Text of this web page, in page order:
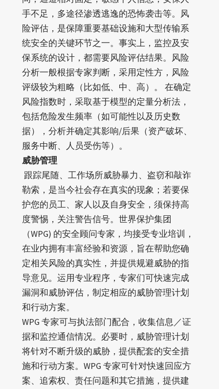
手不足，多途径渗透逃逸的恐怖袭击等。风
险评估，是保障重要基础设施和大型传输系
统安全的关键环节之一。事实上，监控及安
保系统的设计，都需要风险评估结果。风险
分析一般根据专家判断，采用定性方，风险
评级较为粗略（比如低、中、高）。 在确定
风险指数时，采取基于模型的定量分析法，
包括危险发生频率（如可能性以及历史数
据），分析并确定其影响/后果（资产破坏、
服务中断、人员受伤等）。
威胁管理
跟踪尾随、工作场所威胁暴力、盗窃和敲诈
勒索，是当今社会存在真实的现象；若要保
护您的员工、家人以及自身安全，须保持高
度警惕，关注警告信号。世界保护集团
（WPG) 的安全顾问专家，均接受专业培训，
在业内拥有丰富经验和资源，旨在帮助您确
定相关风险的真实性，并提供规避威胁的指
导意见。运用专业程序，专家们可快速完成
漏洞和威胁评估，制定相应的威胁管理计划
和行动方案。
WPG 专家可与执法部门配合，收集信息／证
据和监控通信情况。必要时，威胁管理计划
将针对不断升级的威胁，提供配套的安全措
施和行动方案。WPG 专家可针对快速回应方
案、追索权、责任问题和其它措施，提供建